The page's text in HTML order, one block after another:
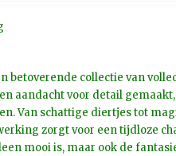
betoverende collectie van
aandacht voor detail
Van schattige diertjes tot
zorgt voor een tijdloze
mooi is, maar ook de